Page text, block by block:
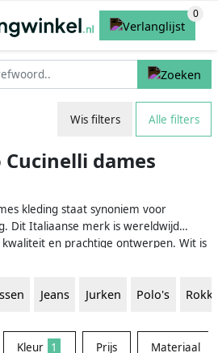
Wis filters Alle filters
dames
kleding staat synoniem voor
Dit Italiaanse merk is wereldwijd
en prachtige ontwerpen. Wit is
waardoor de kledingstukken van
een stijlvolle jurk, een comfortabele trui
die perfect zijn voor elke
Jeans Jurken Polo's
Kleur 1 Prijs Materiaal